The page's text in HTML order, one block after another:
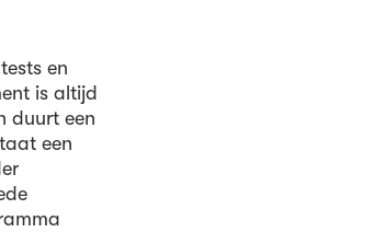
en
is altijd
duurt een
een